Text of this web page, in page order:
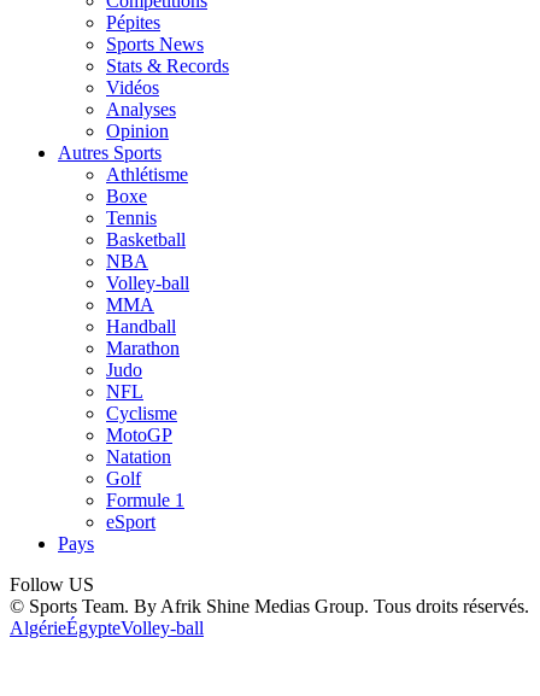
Pépites
Sports News
Stats & Records
Vidéos
Analyses
Opinion
Autres Sports
Athlétisme
Boxe
Tennis
Basketball
NBA
Volley-ball
MMA
Handball
Marathon
Judo
NFL
Cyclisme
MotoGP
Natation
Golf
Formule 1
eSport
Pays
Follow US
© Sports Team. By Afrik Shine Medias Group. Tous droits réservés.
AlgérieÉgypteVolley-ball